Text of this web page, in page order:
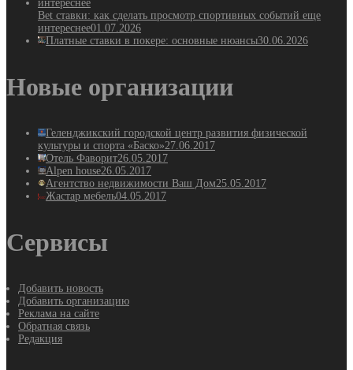
Bet ставки: как сделать просмотр спортивных событий еще
интереснее01.07.2026
Платные ставки в покере: основные нюансы30.06.2026
Новые организации
Геленджикский городской центр развития физической
культуры и спорта «Баско»27.06.2017
Отель Фаворит26.05.2017
Alpen house26.05.2017
Агентство недвижимости Ваш Дом25.05.2017
Жастар мебель04.05.2017
Сервисы
Добавить новость
Добавить организацию
Реклама на сайте
Обратная связь
Редакция